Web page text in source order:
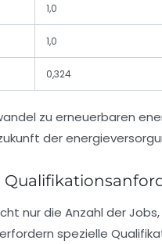
1,0
1,0
0,324
nur die Anzahl der
spezielle